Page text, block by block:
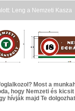
Leng a Nemzeti Kasza
Most a
hogy Nemzeti és
hívják majd Te